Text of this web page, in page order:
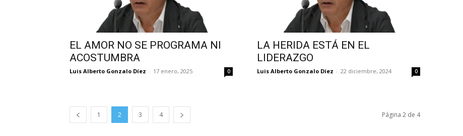
EL AMOR NO SE PROGRAMA NI
ACOSTUMBRA
Luis Alberto Gonzalo Díez - 17 enero, 2025 0
LA HERIDA ESTÁ EN EL
LIDERAZGO
Luis Alberto Gonzalo Díez - 22 diciembre, 2024 0
1 2 3 4 Página 2 de 4